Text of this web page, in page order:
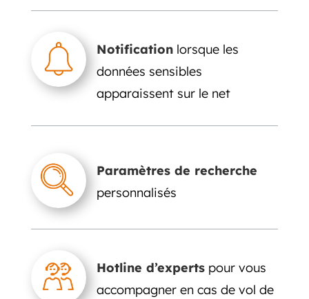
Notificationlorsque les
données sensibles
apparaissent sur le net
Paramètres de recherche
personnalisés
Hotline d’expertspour vous
accompagner en cas de vol de